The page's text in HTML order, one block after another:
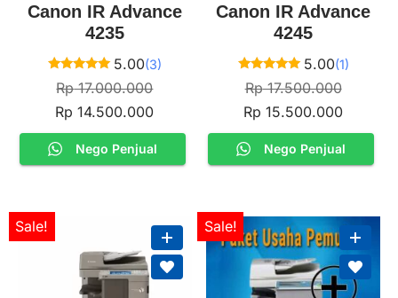
Canon IR Advance
4235
Rated
5.00
5.00(3)
Rp17.000.000
Rp 14.500.000
Nego Penjual
Canon IR Advance
4245
Rated
5.00
5.00(1)
Rp17.500.000
Rp 15.500.000
Nego Penjual
Sale! Sale!